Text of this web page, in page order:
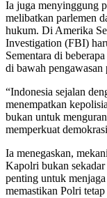
Ia juga menyinggung
melibatkan parlemen
hukum. Di Amerika
Investigation (FBI)
Sementara di
di bawah pengawasan
“Indonesia sejalan
menempatkan
bukan untuk
memperkuat
Ia menegaskan,
Kapolri bukan
penting untuk
memastikan Polri